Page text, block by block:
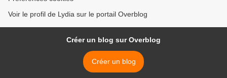
Voir le profil de Lydia sur le portail Overblog
Créer un blog sur Overblog
Créer un blog